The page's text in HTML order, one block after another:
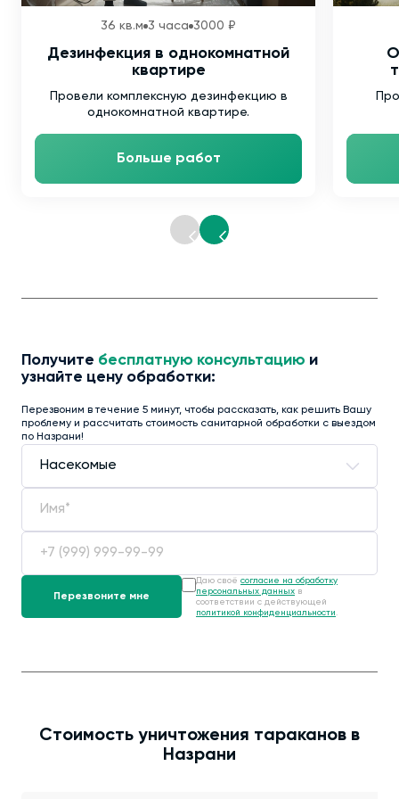
36 кв.м 3 часа 3000 ₽
Дезинфекция в однокомнатной
квартире
Провели комплексную дезинфекцию в
однокомнатной квартире.
Больше работ
Получите бесплатную консультацию и
узнайте цену обработки:
Перезвоним в течение 5 минут, чтобы рассказать, как решить Вашу
проблему и рассчитать стоимость санитарной обработки с выездом
по Назрани!
Даю своё согласие на обработку
персональных данных в
соответствии с действующей
политикой конфиденциальности .
Стоимость уничтожения тараканов в
Назрани